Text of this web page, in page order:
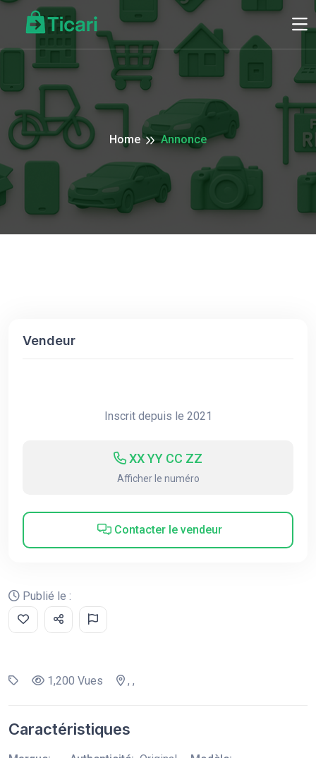
Home Annonce
Vendeur
Inscrit depuis le 2021
XX YY CC ZZ
Afficher le numéro
Contacter le vendeur
Publié le :
1,200 Vues , ,
Caractéristiques